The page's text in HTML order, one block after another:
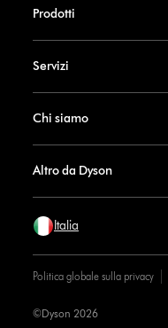
Prodotti
Servizi
Chi siamo
Altro da Dyson
Italia
Politica globale sulla privacy
©Dyson 2026